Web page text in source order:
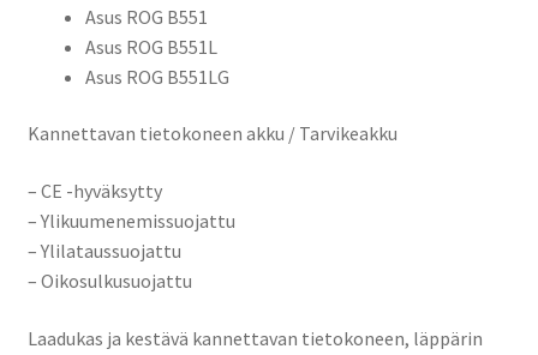
Asus ROG B551
Asus ROG B551L
Asus ROG B551LG
Kannettavan tietokoneen akku / Tarvikeakku
– CE -hyväksytty
– Ylikuumenemissuojattu
– Ylilataussuojattu
– Oikosulkusuojattu
Laadukas ja kestävä kannettavan tietokoneen, läppärin